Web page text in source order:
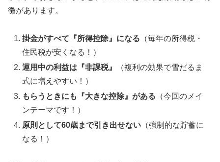
徴があります。
掛金がすべて『所得控除』になる （毎年の所得税・
住民税が安くなる！）
運用中の利益は『非課税』
（複利の効果で雪だるま
式に増えやすい！）
もらうときにも『大きな控除』がある （今回のメイ
ンテーマです！）
原則として60歳まで引き出せない （強制的な貯蓄に
なる！）